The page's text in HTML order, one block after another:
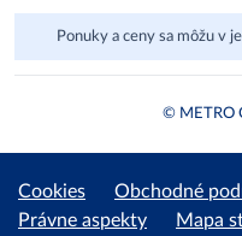
Ponuky a ceny sa môžu v
© METRO
Cookies Obchodné
Právne aspekty
Mapa